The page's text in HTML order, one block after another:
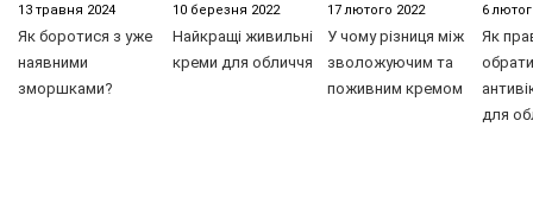
13 травня 2024
Як боротися з уже
наявними
зморшками?
10 березня 2022
Найкращі живильні
креми для обличчя
17 лютого 2022
У чому різниця між
зволожуючим та
поживним кремом
6
Як
для